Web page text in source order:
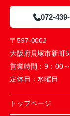
072-
〒597-0002
大阪府貝塚市新町
営業時間： 9：00
定休日： 水曜日
トップページ